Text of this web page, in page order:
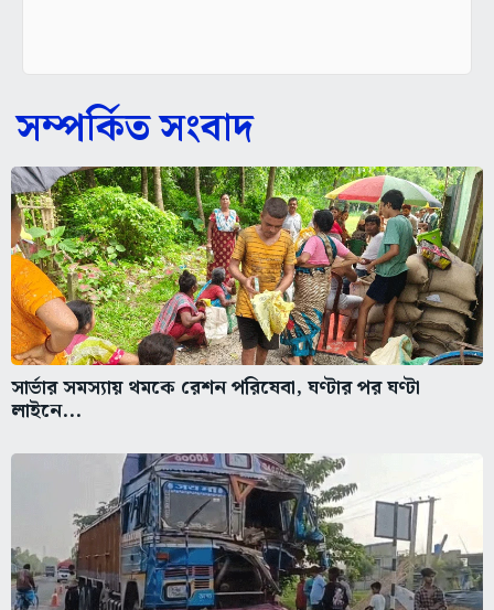
সম্পর্কিত সংবাদ
সার্ভার সমস্যায় থমকে রেশন পরিষেবা, ঘণ্টার পর ঘণ্টা
লাইনে...